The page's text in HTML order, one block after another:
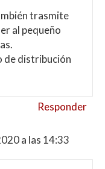
trasmite
al pequeño
de distribución
Responder
a las 14:33